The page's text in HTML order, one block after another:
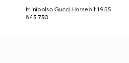
Minibolso Gucci Horsebit 1955
₺45.750